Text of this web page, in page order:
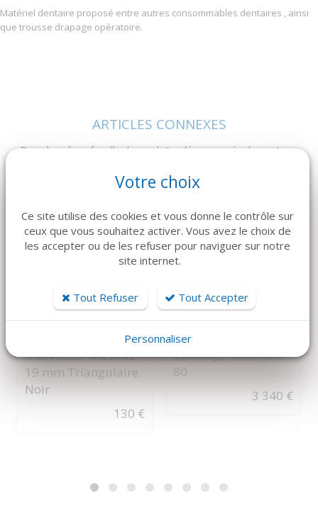
Matériel dentaire proposé entre autres consommables dentaires , ainsi
que trousse drapage opératoire.
ARTICLES CONNEXES
Dans la même famille de produits, découvrez également ces
MONOSOF 4-0 3/8C
19 mm Triangulaire
Noir
130 €
WALDMANN
Eclairage TRIANGO
80
3 340 €
Votre choix
Ce site utilise des cookies et vous donne le contrôle sur
ceux que vous souhaitez activer. Vous avez le choix de
les accepter ou de les refuser pour naviguer sur notre
site internet.
Tout Refuser Tout Accepter
Personnaliser